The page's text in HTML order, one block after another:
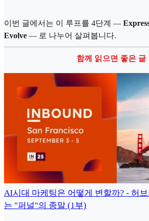
이번 글에서는 이 루프를 4단계 —
Evolve — 로 나누어 살펴봅니다.
함께 읽으면 좋은 글
AI시대 마케팅은 어떻게 변할까? - 허
는 "퍼널"의 종말 (1부)